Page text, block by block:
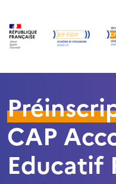
CAP
Educatif